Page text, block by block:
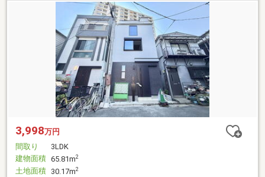
3,998万円
間取り
3LDK
建物面積 65.81m2
土地面積 30.17m2